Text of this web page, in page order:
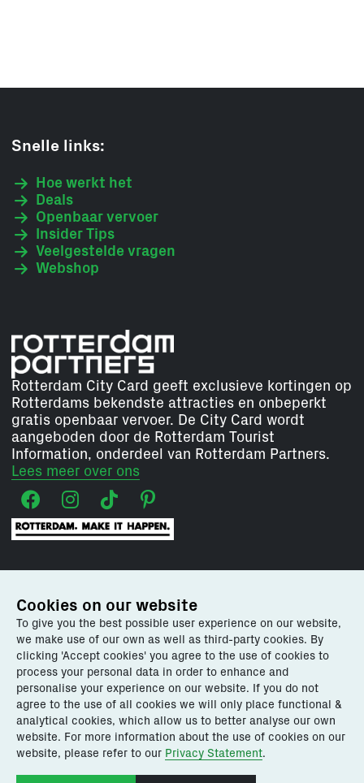
Snelle links:
Hoe werkt het
Deals
Openbaar vervoer
Insider Tips
Veelgestelde vragen
Webshop
Ontdek Rotterdam
Plan je bezoek
Agenda
Rotterdam Tourist Information
Goed om te weten
Rotterdam City Card geeft exclusieve kortingen op
Rotterdams bekendste attracties en onbeperkt
gratis openbaar vervoer. De City Card wordt
aangeboden door de Rotterdam Tourist
Information, onderdeel van Rotterdam Partners.
Lees meer over ons
Cookies on our website
To give you the best possible user experience on our website,
we make use of our own as well as third-party cookies. By
clicking 'Accept cookies' you agree to the use of cookies to
process your personal data in order to enhance and
personalise your experience on our website. If you do not
agree to the use of all cookies we will only place functional &
analytical cookies, which allow us to better analyse our own
website. For more information about the use of cookies on our
website, please refer to our Privacy Statement.